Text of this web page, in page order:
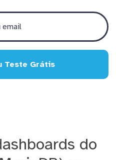
Teste Grátis
do